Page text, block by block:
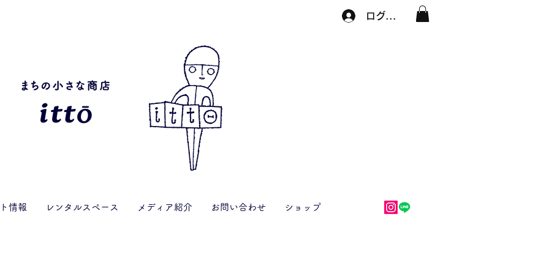
ログイン
情報 レンタルスペース メディア紹介 お問い合わせ ショップ